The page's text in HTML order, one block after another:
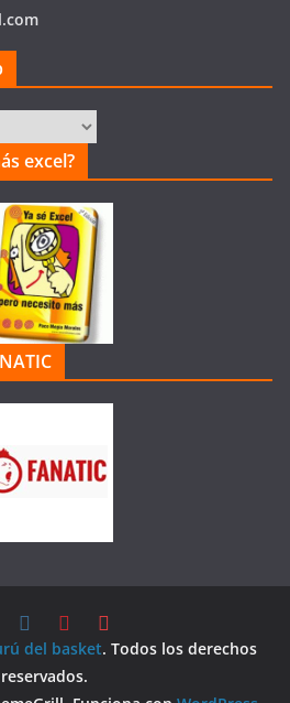
excel?
del basket. Todos los derechos
reservados.